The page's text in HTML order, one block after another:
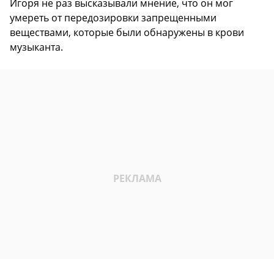
Игоря не раз высказывали мнение, что он мог
умереть от передозировки запрещенными
веществами, которые были обнаружены в крови
музыканта.